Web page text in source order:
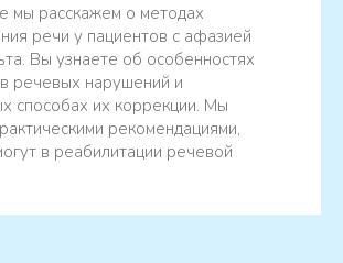
мы расскажем о методах
речи у пациентов с афазией
Вы узнаете об особенностях
речевых нарушений и
способах их коррекции. Мы
рекомендациями,
в реабилитации речевой